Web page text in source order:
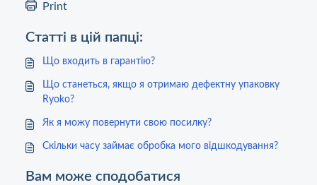
Print
Статті в цій папці:
Що входить в гарантію?
Що станеться, якщо я отримаю дефектну упаковку
Ryoko?
Як я можу повернути свою посилку?
Скільки часу займає обробка мого відшкодування?
Вам може сподобатися